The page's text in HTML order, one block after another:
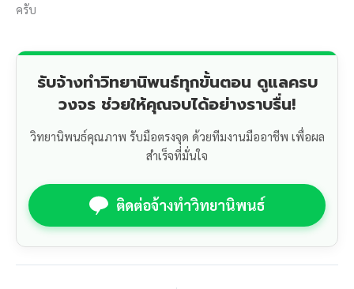
ครับ
รับจ้างทำวิทยานิพนธ์ทุกขั้นตอน ดูแลครบ
วงจร ช่วยให้คุณจบได้อย่างราบรื่น!
วิทยานิพนธ์คุณภาพ รับมือตรงจุด ด้วยทีมงานมืออาชีพ เพื่อผล
สำเร็จที่มั่นใจ
ติดต่อจ้างทำวิทยานิพนธ์